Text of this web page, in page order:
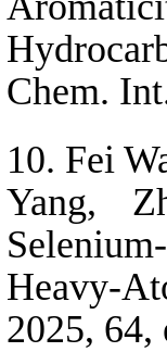
Chem.
10. Fei
Yang,
Heavy-
2025, 64,